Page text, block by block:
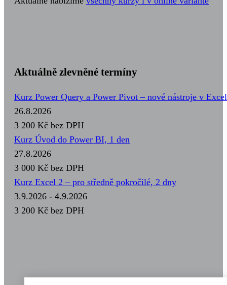
Aktuálně zlevněné termíny
Kurz Power Query a Power Pivot – nové nástroje v
26.8.2026
3 200 Kč bez DPH
Kurz Úvod do Power BI, 1 den
27.8.2026
3 000 Kč bez DPH
Kurz Excel 2 – pro středně pokročilé, 2 dny
3.9.2026 - 4.9.2026
3 200 Kč bez DPH